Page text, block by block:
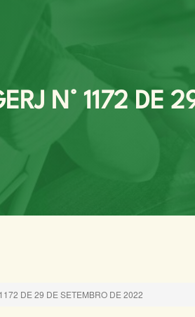
N° 1172 DE
DE 29 DE SETEMBRO DE 2022